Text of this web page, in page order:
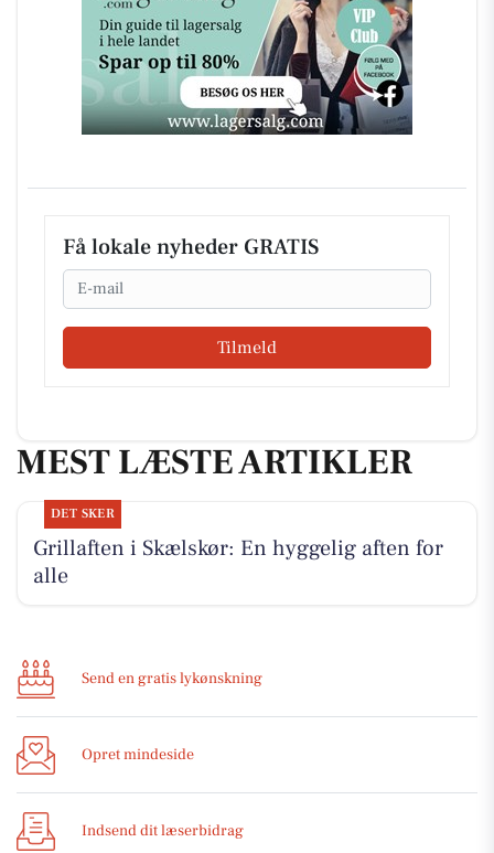
Få lokale nyheder GRATIS
Email
Tilmeld
MEST LÆSTE ARTIKLER
DET SKER
Grillaften i Skælskør: En hyggelig aften for
alle
Send en gratis lykønskning
Opret mindeside
Indsend dit læserbidrag